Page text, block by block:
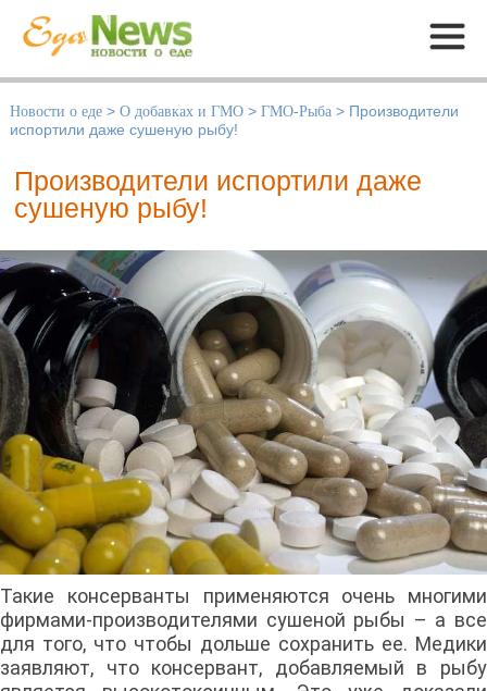
Меню
Новости о еде > О добавках и ГМО > ГМО-Рыба > Производители
испортили даже сушеную рыбу!
Производители испортили даже
сушеную рыбу!
Такие консерванты применяются очень многими
фирмами-производителями сушеной рыбы – а все
для того, что чтобы дольше сохранить ее. Медики
заявляют, что консервант, добавляемый в рыбу